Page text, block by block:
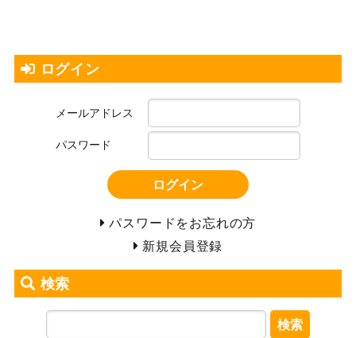
ログイン
メールアドレス
パスワード
ログイン
パスワードをお忘れの方
新規会員登録
検索
検索